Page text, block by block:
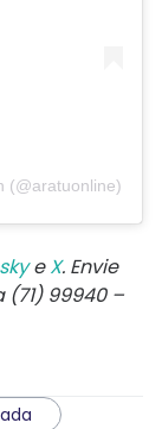
(@aratuonline)
eX. Envie
99940 –